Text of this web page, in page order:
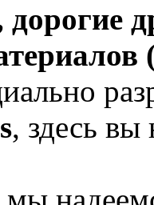
дорогие
, здесь вы